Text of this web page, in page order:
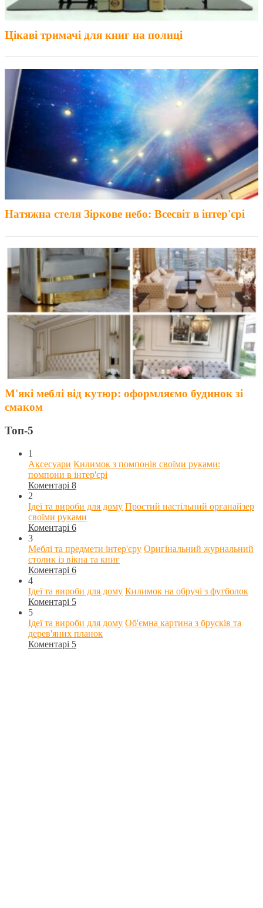
Цікаві тримачі для книг на полиці
Натяжна стеля Зіркове небо: Всесвіт в інтер'єрі
М'які меблі від кутюр: оформляємо будинок зі
смаком
Топ-5
1
Аксесуари Килимок з помпонів своїми руками:
помпони в інтер'єрі
Коментарі 8
2
Ідеї та вироби для дому Простий настільний органайзер
своїми руками
Коментарі 6
3
Меблі та предмети інтер'єру Оригінальний журнальний
столик із вікна та книг
Коментарі 6
4
Ідеї та вироби для дому Килимок на обручі з футболок
Коментарі 5
5
Ідеї та вироби для дому Об'ємна картина з брусків та
дерев'яних планок
Коментарі 5